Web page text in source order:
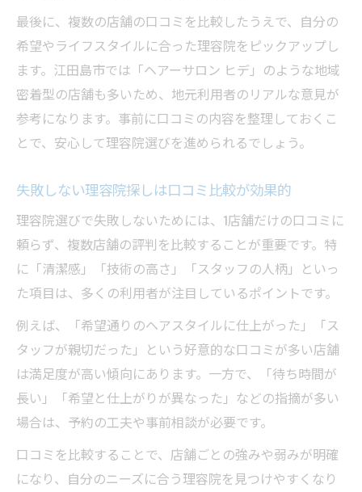
最後に、複数の店舗の口コミを比較したうえで、自分の
希望やライフスタイルに合った理容院をピックアップし
ます。江田島市では「ヘアーサロン ヒデ」のような地域
密着型の店舗も多いため、地元利用者のリアルな意見が
参考になります。事前に口コミの内容を整理しておくこ
とで、安心して理容院選びを進められるでしょう。
失敗しない理容院探しは口コミ比較が効果的
理容院選びで失敗しないためには、1店舗だけの口コミに
頼らず、複数店舗の評判を比較することが重要です。特
に「清潔感」「技術の高さ」「スタッフの人柄」といっ
た項目は、多くの利用者が注目しているポイントです。
例えば、「希望通りのヘアスタイルに仕上がった」「ス
タッフが親切だった」という好意的な口コミが多い店舗
は満足度が高い傾向にあります。一方で、「待ち時間が
長い」「希望と仕上がりが異なった」などの指摘が多い
場合は、予約の工夫や事前相談が必要です。
口コミを比較することで、店舗ごとの強みや弱みが明確
になり、自分のニーズに合う理容院を見つけやすくなり